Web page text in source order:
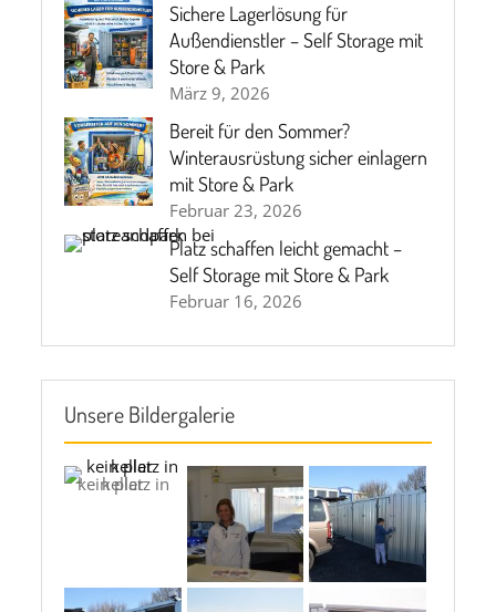
Sichere Lagerlösung für
Außendienstler – Self Storage mit
Store & Park
März 9, 2026
Bereit für den Sommer?
Winterausrüstung sicher einlagern
mit Store & Park
Februar 23, 2026
Platz schaffen leicht gemacht –
Self Storage mit Store & Park
Februar 16, 2026
Unsere Bildergalerie
kein platz in keller